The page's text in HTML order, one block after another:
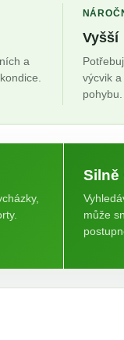
a
Vyšší
výcvik
pohybu.
Silně
může